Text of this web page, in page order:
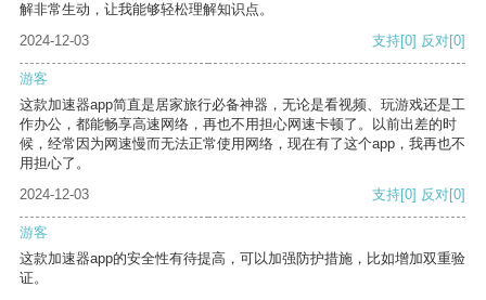
解非常生动，让我能够轻松理解知识点。
2024-12-03
支持[0] 反对[0]
游客
这款加速器app简直是居家旅行必备神器，无论是看视频、玩游戏还是工
作办公，都能畅享高速网络，再也不用担心网速卡顿了。以前出差的时
候，经常因为网速慢而无法正常使用网络，现在有了这个app，我再也不
用担心了。
2024-12-03
支持[0] 反对[0]
游客
这款加速器app的安全性有待提高，可以加强防护措施，比如增加双重验
证。